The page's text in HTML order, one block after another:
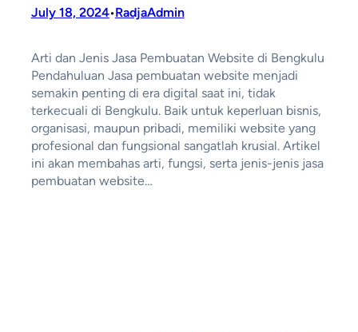
July 18, 2024•RadjaAdmin
Arti dan Jenis Jasa Pembuatan Website di Bengkulu
Pendahuluan Jasa pembuatan website menjadi
semakin penting di era digital saat ini, tidak
terkecuali di Bengkulu. Baik untuk keperluan bisnis,
organisasi, maupun pribadi, memiliki website yang
profesional dan fungsional sangatlah krusial. Artikel
ini akan membahas arti, fungsi, serta jenis-jenis jasa
pembuatan website…